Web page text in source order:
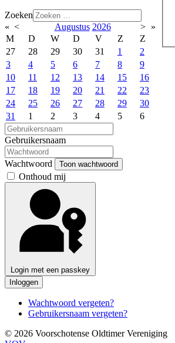
Zoeken
« < Augustus 2026 > »
M
D W D V Z
Z
27
28 29 30 31 1
2
3
4 5 6 7 8
9
10
11 12 13 14 15
16
17
18 19 20 21 22
23
24
25 26 27 28 29
30
31
1 2 3 4 5 6
Gebruikersnaam
Wachtwoord Toon wachtwoord
Onthoud mij
Login met een passkey
Inloggen
Wachtwoord vergeten?
Gebruikersnaam vergeten?
© 2026 Voorschotense Oldtimer Vereniging